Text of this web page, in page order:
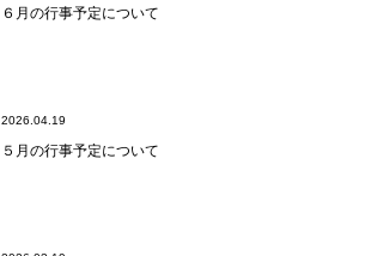
６月の行事予定について
2026.04.19
５月の行事予定について